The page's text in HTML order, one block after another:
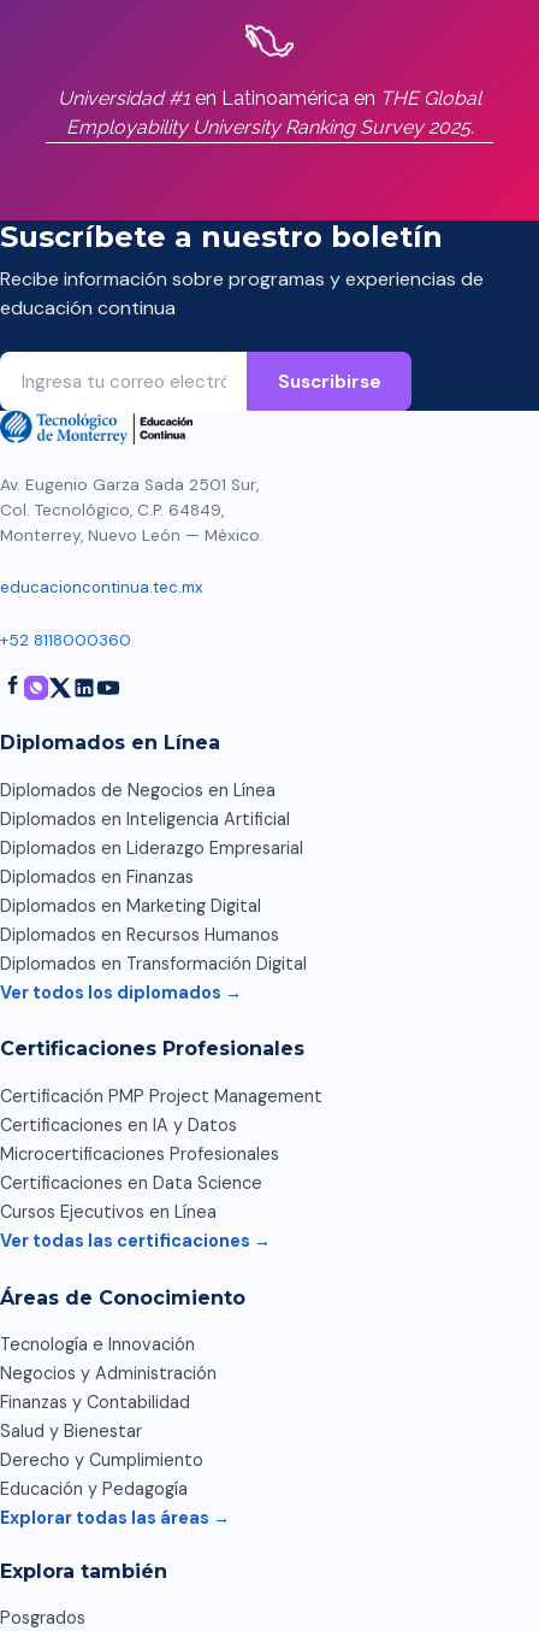
Universidad #1 en Latinoamérica en THE Global
Employability University Ranking Survey 2025.
Suscríbete a nuestro boletín
Recibe información sobre programas y experiencias de
educación continua
Av. Eugenio Garza Sada 2501 Sur,
Col. Tecnológico, C.P. 64849,
Monterrey, Nuevo León — México.
educacioncontinua.tec.mx
+52 8118000360
Diplomados en Línea
Diplomados de Negocios en Línea
Diplomados en Inteligencia Artificial
Diplomados en Liderazgo Empresarial
Diplomados en Finanzas
Diplomados en Marketing Digital
Diplomados en Recursos Humanos
Diplomados en Transformación Digital
Ver todos los diplomados →
Certificaciones Profesionales
Certificación PMP Project Management
Certificaciones en IA y Datos
Microcertificaciones Profesionales
Certificaciones en Data Science
Cursos Ejecutivos en Línea
Ver todas las certificaciones →
Áreas de Conocimiento
Tecnología e Innovación
Negocios y Administración
Finanzas y Contabilidad
Salud y Bienestar
Derecho y Cumplimiento
Educación y Pedagogía
Explorar todas las áreas →
Explora también
Posgrados